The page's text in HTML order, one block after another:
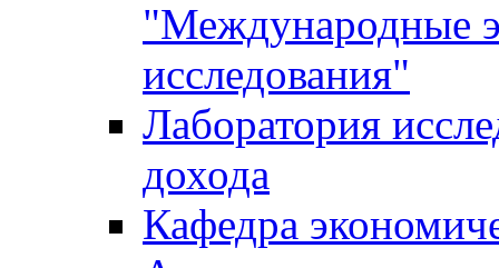
"Международные
исследования"
Лаборатория
дохода
Кафедра